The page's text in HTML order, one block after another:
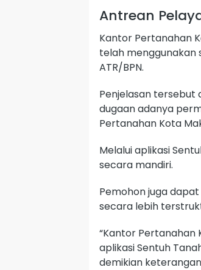
Antrean
Kantor Pertanahan
telah menggunakan
ATR/BPN.
Penjelasan tersebut
dugaan adanya
Pertanahan Kota
Melalui aplikasi
secara mandiri.
Pemohon juga
secara lebih
“Kantor Pertanahan
aplikasi Sentuh
demikian